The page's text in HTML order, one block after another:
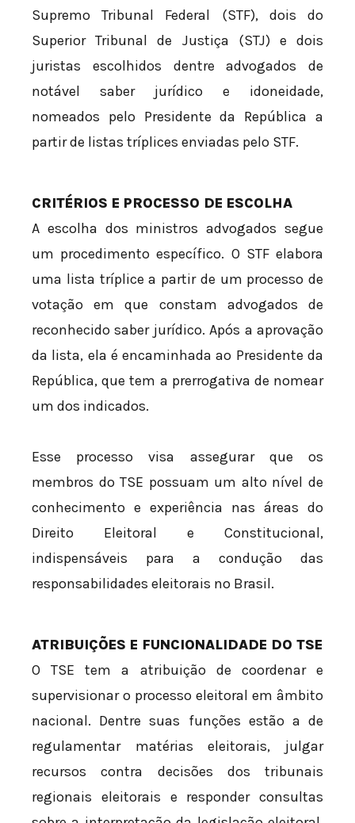
Supremo Tribunal Federal (STF), dois do
Superior Tribunal de Justiça (STJ) e dois
juristas escolhidos dentre advogados de
notável saber jurídico e idoneidade,
nomeados pelo Presidente da República a
partir de listas tríplices enviadas pelo STF.
CRITÉRIOS E PROCESSO DE ESCOLHA
A escolha dos ministros advogados segue
um procedimento específico. O STF elabora
uma lista tríplice a partir de um processo de
votação em que constam advogados de
reconhecido saber jurídico. Após a aprovação
da lista, ela é encaminhada ao Presidente da
República, que tem a prerrogativa de nomear
um dos indicados.
Esse processo visa assegurar que os
membros do TSE possuam um alto nível de
conhecimento e experiência nas áreas do
Direito Eleitoral e Constitucional,
indispensáveis para a condução das
responsabilidades eleitorais no Brasil.
ATRIBUIÇÕES E FUNCIONALIDADE DO TSE
O TSE tem a atribuição de coordenar e
supervisionar o processo eleitoral em âmbito
nacional. Dentre suas funções estão a de
regulamentar matérias eleitorais, julgar
recursos contra decisões dos tribunais
regionais eleitorais e responder consultas